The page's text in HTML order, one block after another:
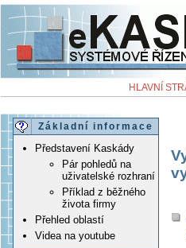
HLAVNÍ
Základní informace
Představení Kaskády
Pár pohledů na
uživatelské rozhraní
Příklad z běžného
života firmy
Přehled oblastí
Videa na youtube